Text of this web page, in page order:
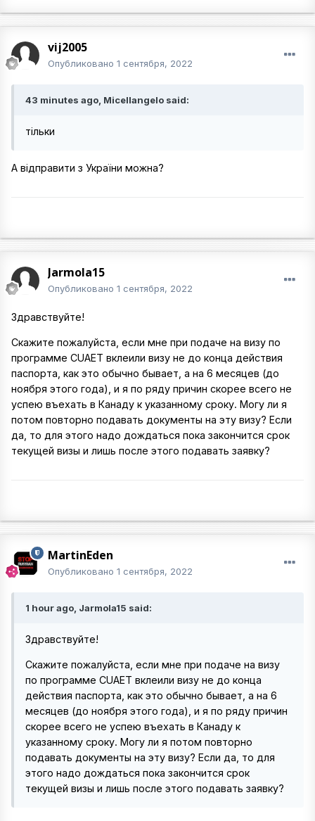
vij2005
Опубликовано 1 сентября, 2022
43 minutes ago, Micellangelo said:
тільки
А відправити з України можна?
Jarmola15
Опубликовано 1 сентября, 2022
Здравствуйте!
Скажите пожалуйста, если мне при подаче на визу по
программе CUAET вклеили визу не до конца действия
паспорта, как это обычно бывает, а на 6 месяцев (до
ноября этого года), и я по ряду причин скорее всего не
успею въехать в Канаду к указанному сроку. Могу ли я
потом повторно подавать документы на эту визу? Если
да, то для этого надо дождаться пока закончится срок
текущей визы и лишь после этого подавать заявку?
MartinEden
Опубликовано 1 сентября, 2022
1 hour ago, Jarmola15 said:
Здравствуйте!
Скажите пожалуйста, если мне при подаче на визу
по программе CUAET вклеили визу не до конца
действия паспорта, как это обычно бывает, а на 6
месяцев (до ноября этого года), и я по ряду причин
скорее всего не успею въехать в Канаду к
указанному сроку. Могу ли я потом повторно
подавать документы на эту визу? Если да, то для
этого надо дождаться пока закончится срок
текущей визы и лишь после этого подавать заявку?